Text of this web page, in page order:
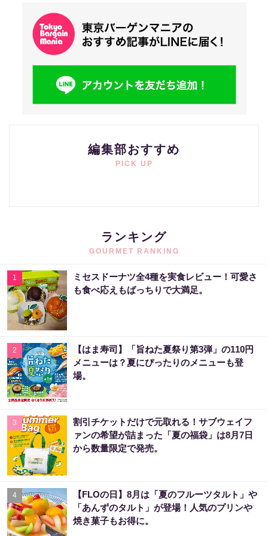
編集部おすすめ
PICK UP
ランキング
GOURMET RANKING
1
ミセスドーナツ全4種を実食レビュー！可愛さ
も食べ応えもばっちりで大満足。
2
【はま寿司】「旨ねた夏祭り第3弾」の110円
メニューは？夏にぴったりのメニューも登
場。
3
割引チケットだけで元取れる！サブウェイフ
ァンの希望が詰まった「夏の福袋」は8月7日
から数量限定で発売。
4
【FLOの日】8月は「夏のフルーツタルト」や
「あんずのタルト」が登場！人気のプリンや
焼き菓子もお得に。